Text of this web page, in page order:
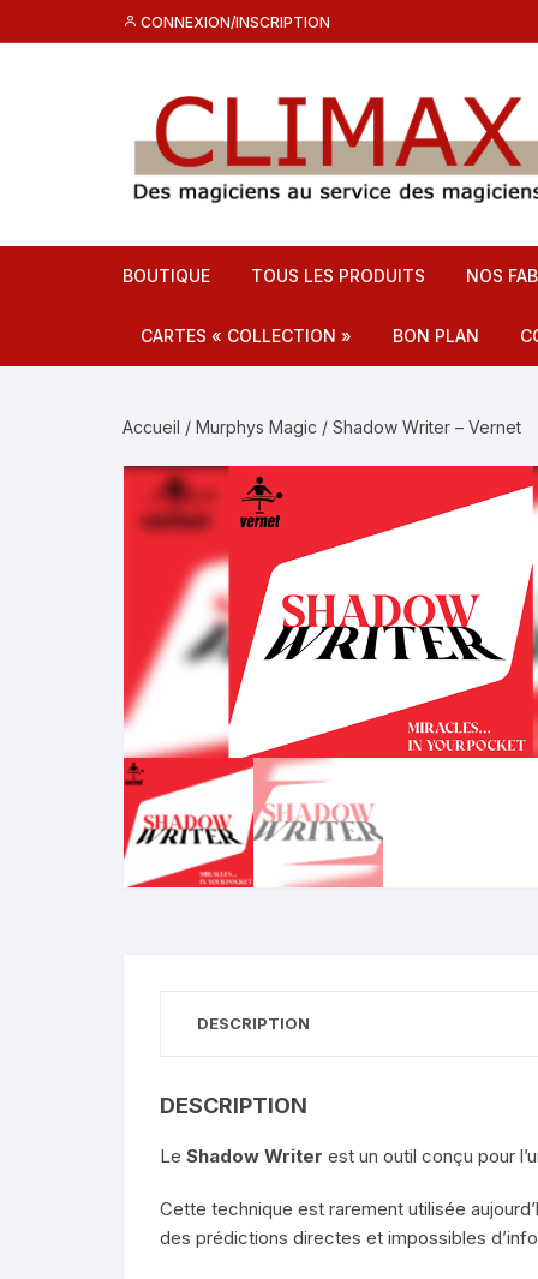
au
CONNEXION/INSCRIPTION
BOUTIQUE TOUS LES PRODUITS NOS
CARTES « COLLECTION » BON PLAN
Accueil / Murphys Magic / Shadow Writer – Vernet
DESCRIPTION
DESCRIPTION
Le Shadow Writer est un outil conçu pour
Cette technique est rarement utilisée
des prédictions directes et impossibles